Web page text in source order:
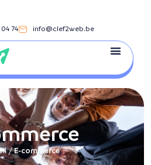
74 info@clef2web.be
/E-commerce